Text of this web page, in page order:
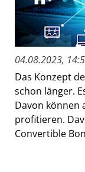
04.08.2023,
Das Konzept
schon länger.
Davon können
profitieren.
Convertible